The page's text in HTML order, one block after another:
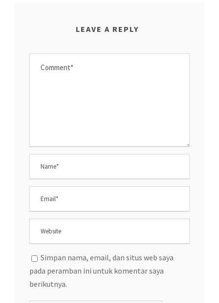
LEAVE A REPLY
Simpan nama, email, dan situs web saya
pada peramban ini untuk komentar saya
berikutnya.